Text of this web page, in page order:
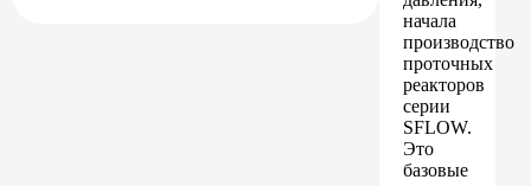
начала
производство
проточных
реакторов
серии
SFLOW.
Это
базовые